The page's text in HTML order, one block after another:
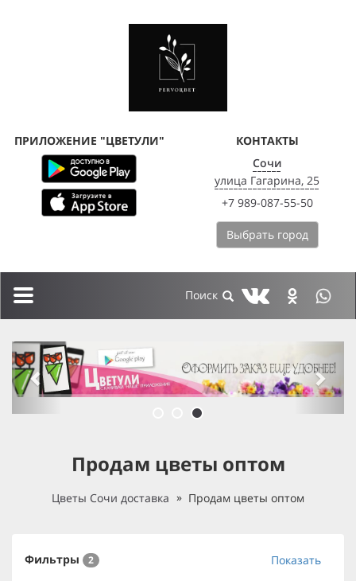
ПРИЛОЖЕНИЕ "ЦВЕТУЛИ"
КОНТАКТЫ
Сочи
улица Гагарина, 25
+7 989-087-55-50
Выбрать город
Toggle
previous
Продам цветы оптом
Цветы Сочи доставка Продам цветы оптом
Фильтры 2 Показать